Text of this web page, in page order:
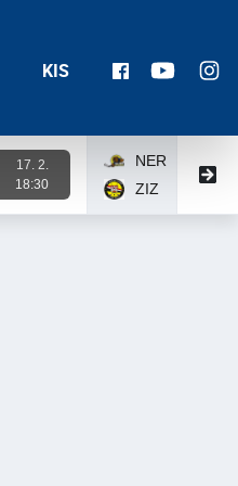
KIS
17. 2.
18:30
NER
ZIZ
3